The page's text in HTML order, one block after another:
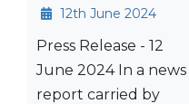
12th June 2024
Press Release - 12
June 2024 In a news
report carried by